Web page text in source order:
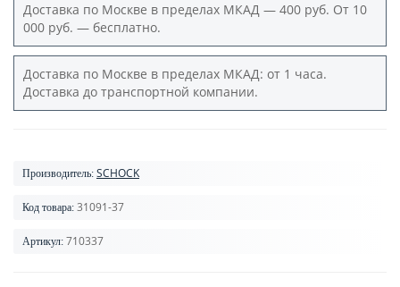
Доставка по Москве в пределах МКАД — 400 руб. От 10
000 руб. — бесплатно.
Доставка по Москве в пределах МКАД: от 1 часа.
Доставка до транспортной компании.
Производитель: SCHOCK
Код товара: 31091-37
Артикул: 710337